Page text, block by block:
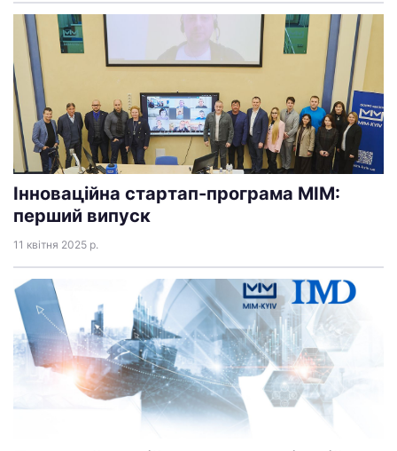
Інноваційна стартап-програма МІМ:
перший випуск
11 квітня 2025 р.